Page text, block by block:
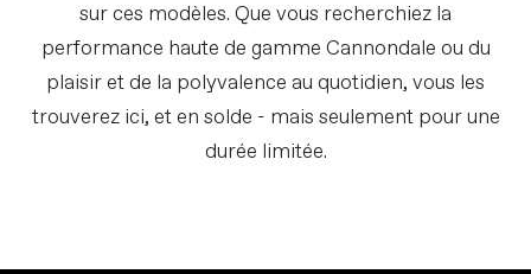
sur ces modèles. Que vous recherchiez la
performance haute de gamme Cannondale ou du
plaisir et de la polyvalence au quotidien, vous les
trouverez ici, et en solde - mais seulement pour une
durée limitée.